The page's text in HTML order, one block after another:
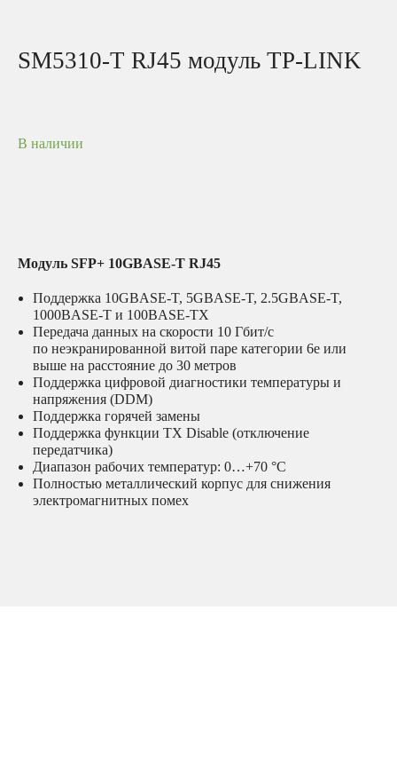
SM5310-T RJ45 модуль TP-LINK
В наличии
Модуль SFP+ 10GBASE-T RJ45
Поддержка 10GBASE-T, 5GBASE-T, 2.5GBASE-T,
1000BASE-T и 100BASE-TX
Передача данных на скорости 10 Гбит/с
по неэкранированной витой паре категории 6e или
выше на расстояние до 30 метров
Поддержка цифровой диагностики температуры и
напряжения (DDM)
Поддержка горячей замены
Поддержка функции TX Disable (отключение
передатчика)
Диапазон рабочих температур: 0…+70 °C
Полностью металлический корпус для снижения
электромагнитных помех